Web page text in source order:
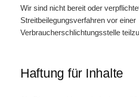
Wir sind nicht bereit oder
Streitbeilegungsverfahren vor einer
Verbraucherschlichtungsstelle
Haftung für Inhalte